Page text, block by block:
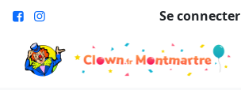
Se connecter